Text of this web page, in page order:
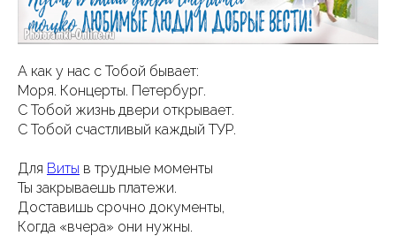
А как у нас с Тобой бывает:
Моря. Концерты. Петербург.
С Тобой жизнь двери открывает.
С Тобой счастливый каждый ТУР.
Для Виты в трудные моменты
Ты закрываешь платежи.
Доставишь срочно документы,
Когда «вчера» они нужны.